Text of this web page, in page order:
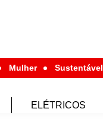
Mulher Sustentável
ELÉTRICOS